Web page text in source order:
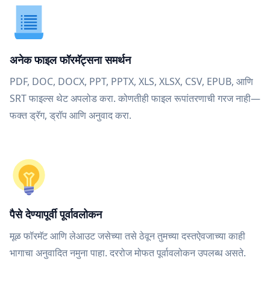
अनेक फाइल फॉरमॅट्सना समर्थन
PDF, DOC, DOCX, PPT, PPTX, XLS, XLSX, CSV, EPUB, आणि
SRT फाइल्स थेट अपलोड करा. कोणतीही फाइल रूपांतरणाची गरज नाही—
फक्त ड्रॅग, ड्रॉप आणि अनुवाद करा.
पैसे देण्यापूर्वी पूर्वावलोकन
मूळ फॉरमॅट आणि लेआउट जसेच्या तसे ठेवून तुमच्या दस्तऐवजाच्या काही
भागाचा अनुवादित नमुना पाहा. दररोज मोफत पूर्वावलोकन उपलब्ध असते.